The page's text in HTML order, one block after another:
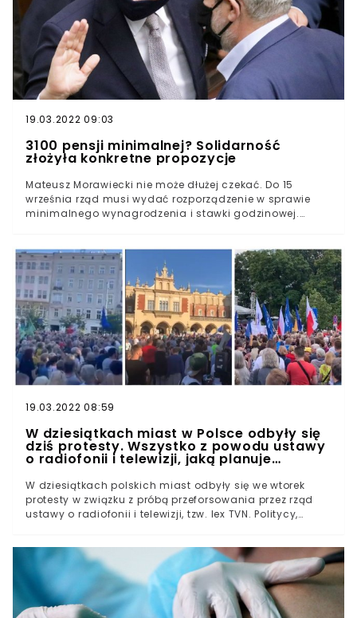
19.03.2022 09:03
3100 pensji minimalnej? Solidarność
złożyła konkretne propozycje
Mateusz Morawiecki nie może dłużej czekać. Do 15
września rząd musi wydać rozporządzenie w sprawie
minimalnego wynagrodzenia i stawki godzinowej.
nad podniesieniem minimalnego wynagrodzenia i
stawki godzinowej. 5% inflacja wymusza na rządzie
zadecydowanie o radykalnym wzroście pensji tak, by
uchronić obywateli przed przykrymi skutkami wzrostu
cen. Mateusz Morawiecki zaproponował minimalne
wynagrodzenie w wysokości 3 tysięcy złotych brutto
oraz minimalną stawkę godzinową na poziomie 19,60
złotych brutto.
19.03.2022 08:59
W dziesiątkach miast w Polsce odbyły się
dziś protesty. Wszystko z powodu ustawy
o radiofonii i telewizji, jaką planuje
W dziesiątkach polskich miast odbyły się we wtorek
protesty w związku z próbą przeforsowania przez rząd
ustawy o radiofonii i telewizji, tzw. lex TVN. Politycy,
ogromną presją społeczną?Protesty w całej Polsce
Szczecin, Bydgoszcz, Gniewkowo, Olsztyn, Puszczykowo,
Nysa, Biała Podlaska, Kędzierzyn-Koźle, Bytom... To
zaledwie kilka miast, w których odbyły się we wtorek
antyrządowe protesty przeciwko ustawie o radiofonii i